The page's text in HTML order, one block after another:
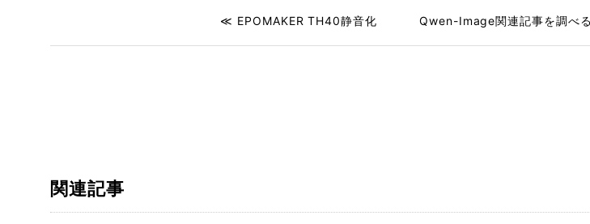
≪ EPOMAKER TH40静音化 Qwen-Image関連記事を調べ
関連記事